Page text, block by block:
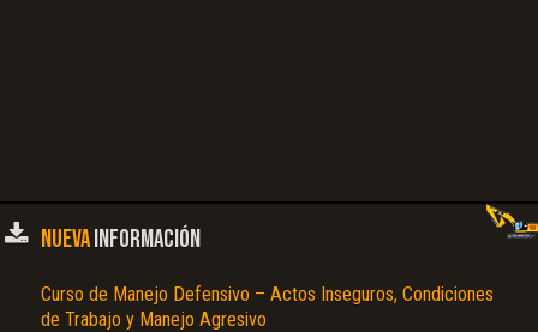
NUEVAINFORMACIÓN
Curso de Manejo Defensivo – Actos Inseguros, Condiciones
de Trabajo y Manejo Agresivo